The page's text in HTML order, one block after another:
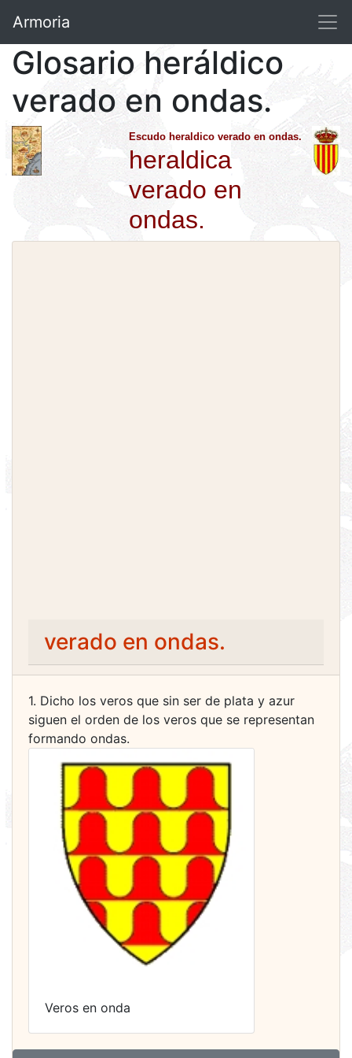
Armoria
Glosario heráldico
verado en ondas.
Escudo heraldico verado en ondas.
heraldica
verado en
ondas.
verado en ondas.
1. Dicho los veros que sin ser de plata y azur
siguen el orden de los veros que se representan
formando ondas.
Veros en onda